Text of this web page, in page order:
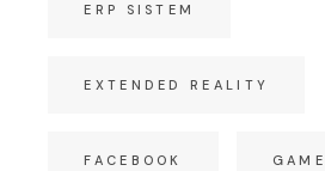
ERP SISTEM
EXTENDED REALITY
FACEBOOK GAME